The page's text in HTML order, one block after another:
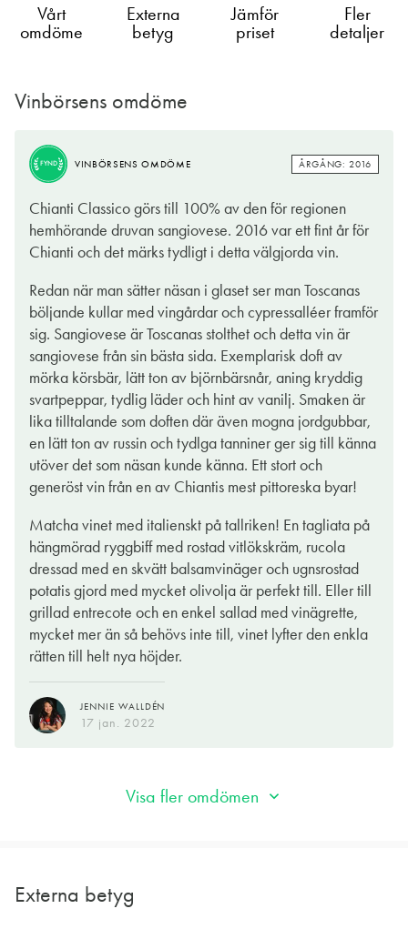
Vårt
omdöme
Externa
betyg
Jämför
priset
Fler
detaljer
Vinbörsens omdöme
FYND VINBÖRSENS OMDÖME ÅRGÅNG: 2016
Chianti Classico görs till 100% av den för regionen
hemhörande druvan sangiovese. 2016 var ett fint år för
Chianti och det märks tydligt i detta välgjorda vin.
Redan när man sätter näsan i glaset ser man Toscanas
böljande kullar med vingårdar och cypressalléer framför
sig. Sangiovese är Toscanas stolthet och detta vin är
sangiovese från sin bästa sida. Exemplarisk doft av
mörka körsbär, lätt ton av björnbärsnår, aning kryddig
svartpeppar, tydlig läder och hint av vanilj. Smaken är
lika tilltalande som doften där även mogna jordgubbar,
en lätt ton av russin och tydlga tanniner ger sig till känna
utöver det som näsan kunde känna. Ett stort och
generöst vin från en av Chiantis mest pittoreska byar!
Matcha vinet med italienskt på tallriken! En tagliata på
hängmörad ryggbiff med rostad vitlökskräm, rucola
dressad med en skvätt balsamvinäger och ugnsrostad
potatis gjord med mycket olivolja är perfekt till. Eller till
grillad entrecote och en enkel sallad med vinägrette,
mycket mer än så behövs inte till, vinet lyfter den enkla
rätten till helt nya höjder.
JENNIE WALLDÉN
17 jan. 2022
FYND VINBÖRSENS OMDÖME
stringent smak med full integritet och ursprungskänsla i både
druva och jordmån. Underbart väl utvecklad, komplex och
ambitiös smak med mogen profil av torkad frukt och bär som
börjar saftigt inbjudande och övergår i en härligt upptorkad,
örtig och diskret mockarostad, kakaobitter eftersmak, skickligt
utmejslad till fulländad elegans.
BENGT-GÖRAN KRONSTAM
17 jan. 2022
Visa fler omdömen
Externa betyg